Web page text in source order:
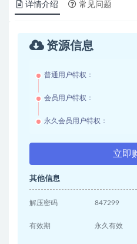
详情介绍 常见问题
资源信息
普通用户特权：
会员用户特权：
永久会员用户特权：
立即
其他信息
解压密码 847299
有效期 永久有效